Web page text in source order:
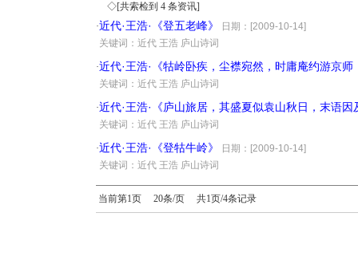
◇[共索检到 4 条资讯]
·近代·王浩·《登五老峰》
日期：[2009-10-14]
关键词：近代 王浩 庐山诗词
·近代·王浩·《牯岭卧疾，尘襟宛然，时庸庵约游京
关键词：近代 王浩 庐山诗词
·近代·王浩·《庐山旅居，其盛夏似袁山秋日，末语因
关键词：近代 王浩 庐山诗词
·近代·王浩·《登牯牛岭》
日期：[2009-10-14]
关键词：近代 王浩 庐山诗词
当前第1页 20条/页 共1页/4条记录